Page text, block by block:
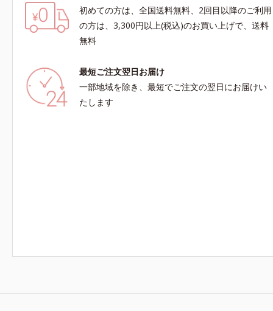
初めての方は、全国送料無料、2回目以降のご利用
の方は、3,300円以上(税込)のお買い上げで、送料
無料
最短ご注文翌日お届け
一部地域を除き、最短でご注文の翌日にお届けい
たします